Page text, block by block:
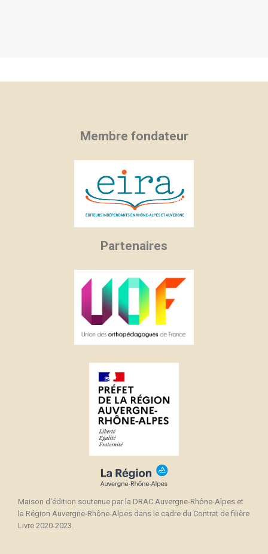
Membre fondateur
Partenaires
Maison d'édition soutenue par la DRAC Auvergne-Rhône-Alpes et
la Région Auvergne-Rhône-Alpes dans le cadre du Contrat de filière
Livre 2020-2023.